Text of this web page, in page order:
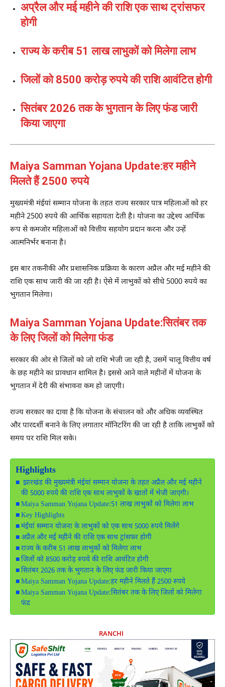
अप्रैल और मई महीने की राशि एक साथ ट्रांसफर
होगी
राज्य के करीब 51 लाख लाभुकों को मिलेगा लाभ
जिलों को 8500 करोड़ रुपये की राशि आवंटित होगी
सितंबर 2026 तक के भुगतान के लिए फंड जारी
किया जाएगा
Maiya Samman Yojana Update:हर महीने
मिलते हैं 2500 रुपये
मुख्यमंत्री मंईयां सम्मान योजना के तहत राज्य सरकार पात्र महिलाओं को हर
महीने 2500 रुपये की आर्थिक सहायता देती है। योजना का उद्देश्य आर्थिक
रूप से कमजोर महिलाओं को वित्तीय सहयोग प्रदान करना और उन्हें
आत्मनिर्भर बनाना है।
इस बार तकनीकी और प्रशासनिक प्रक्रिया के कारण अप्रैल और मई महीने की
राशि एक साथ जारी की जा रही है। ऐसे में लाभुकों को सीधे 5000 रुपये का
भुगतान मिलेगा।
Maiya Samman Yojana Update:सितंबर तक
के लिए जिलों को मिलेगा फंड
सरकार की ओर से जिलों को जो राशि भेजी जा रही है, उसमें चालू वित्तीय वर्ष
के छह महीने का प्रावधान शामिल है। इससे आने वाले महीनों में योजना के
भुगतान में देरी की संभावना कम हो जाएगी।
राज्य सरकार का दावा है कि योजना के संचालन को और अधिक व्यवस्थित
और पारदर्शी बनाने के लिए लगातार मॉनिटरिंग की जा रही है ताकि लाभुकों को
समय पर राशि मिल सके।
Highlights
झारखंड की मुख्यमंत्री मंईयां सम्मान योजना के तहत अप्रैल और मई महीने
की 5000 रुपये की राशि एक साथ लाभुकों के खातों में भेजी जाएगी।
Maiya Samman Yojana Update:51 लाख लाभुकों को मिलेगा लाभ
Key Highlights
मंईयां सम्मान योजना के लाभुकों को एक साथ 5000 रुपये मिलेंगे
अप्रैल और मई महीने की राशि एक साथ ट्रांसफर होगी
राज्य के करीब 51 लाख लाभुकों को मिलेगा लाभ
जिलों को 8500 करोड़ रुपये की राशि आवंटित होगी
सितंबर 2026 तक के भुगतान के लिए फंड जारी किया जाएगा
Maiya Samman Yojana Update:हर महीने मिलते हैं 2500 रुपये
Maiya Samman Yojana Update:सितंबर तक के लिए जिलों को मिलेगा
फंड
RANCHI